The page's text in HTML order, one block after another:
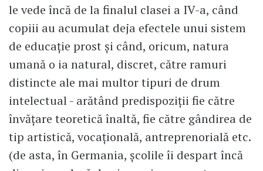
le vede încă de la finalul clasei a IV-a, când
copiii au acumulat deja efectele unui sistem
de educație prost și când, oricum, natura
umană o ia natural, discret, către ramuri
distincte ale mai multor tipuri de drum
intelectual - arătând predispoziții fie către
învățare teoretică înaltă, fie către gândirea de
tip artistică, vocațională, antreprenorială etc.
(de asta, în Germania, școlile îi despart încă